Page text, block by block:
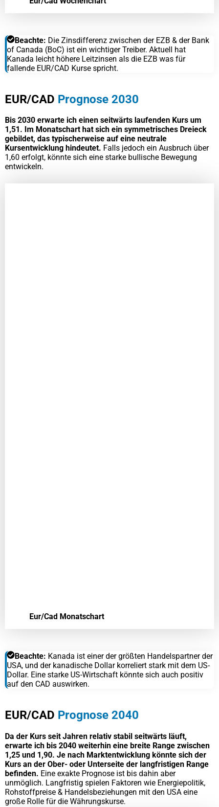
Beachte: Die Zinsdifferenz zwischen der EZB & der Bank
of Canada (BoC) ist ein wichtiger Treiber. Aktuell hat
Kanada leicht höhere Leitzinsen als die EZB was für
fallende EUR/CAD Kurse spricht.
EUR/CAD Prognose 2030
Bis 2030 erwarte ich einen seitwärts laufenden Kurs um
1,51. Im Monatschart hat sich ein symmetrisches Dreieck
gebildet, das typischerweise auf eine neutrale
Kursentwicklung hindeutet. Falls jedoch ein Ausbruch über
1,60 erfolgt, könnte sich eine starke bullische Bewegung
entwickeln.
Eur/Cad Monatschart
Beachte: Kanada ist einer der größten Handelspartner der
USA, und der kanadische Dollar korreliert stark mit dem US-
Dollar. Eine starke US-Wirtschaft könnte sich auch positiv
auf den CAD auswirken.
EUR/CAD Prognose 2040
Da der Kurs seit Jahren relativ stabil seitwärts läuft,
erwarte ich bis 2040 weiterhin eine breite Range zwischen
1,25 und 1,90. Je nach Marktentwicklung könnte sich der
Kurs an der Ober- oder Unterseite der langfristigen Range
befinden. Eine exakte Prognose ist bis dahin aber
unmöglich. Langfristig spielen Faktoren wie Energiepolitik,
Rohstoffpreise & Handelsbeziehungen mit den USA eine
große Rolle für die Währungskurse.